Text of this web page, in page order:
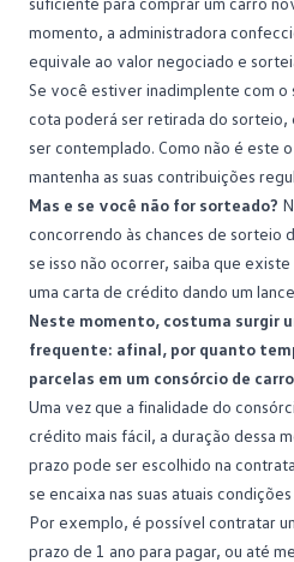
momento, a administradora
equivale ao valor negociado e
Se você estiver inadimplente com o
cota poderá ser retirada do sorteio,
ser contemplado. Como não é este
mantenha as suas contribuições
Mas e se você não for sorteado?
concorrendo às chances de sorteio
se isso não ocorrer, saiba que
uma carta de crédito dando um lance
Neste momento, costuma surgir
frequente: afinal, por quanto
parcelas em um consórcio de
Uma vez que a finalidade do
crédito mais fácil, a duração dessa
prazo pode ser escolhido na
se encaixa nas suas atuais
Por exemplo, é possível contratar
prazo de 1 ano para pagar, ou até